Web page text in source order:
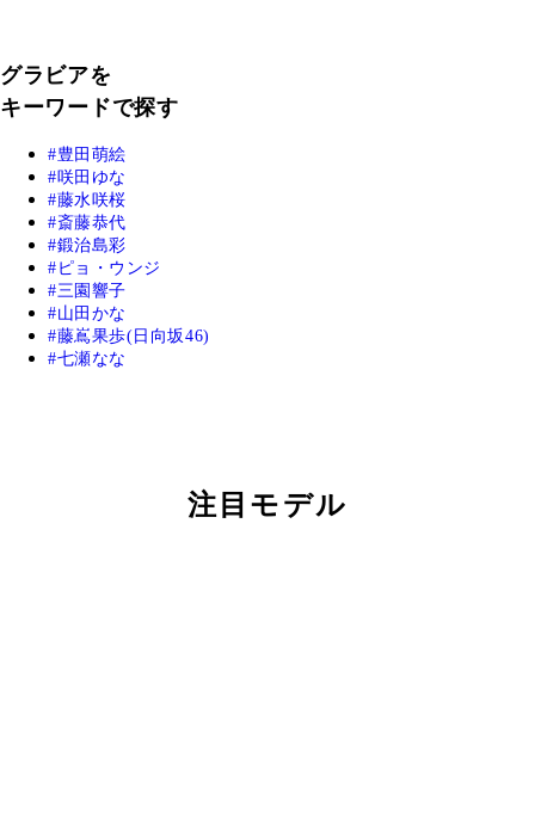
グラビアを
キーワードで探す
豊田萌絵
咲田ゆな
藤水咲桜
斎藤恭代
鍛治島彩
ピョ・ウンジ
三園響子
山田かな
藤嶌果歩(日向坂46)
七瀬なな
注目モデル